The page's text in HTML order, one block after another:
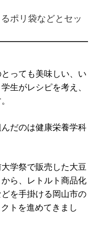
ポリ袋などとセッ
っても美味しい、い
生がレシピを考え、
だのは健康栄養学科
学祭で販売した大豆
ら、レトルト商品化
を手掛ける岡山市の
トを進めてきまし